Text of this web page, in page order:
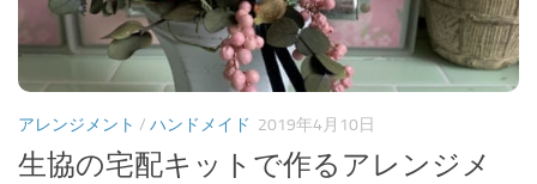
アレンジメント / ハンドメイド 2019年4月10日
生協の宅配キットで作るアレンジメ